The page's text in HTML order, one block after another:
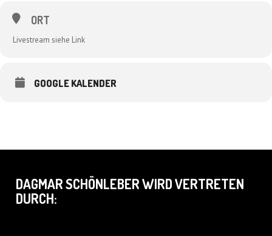
ORT
Livestream siehe Link
GOOGLE KALENDER
DAGMAR SCHÖNLEBER WIRD VERTRETEN
DURCH: